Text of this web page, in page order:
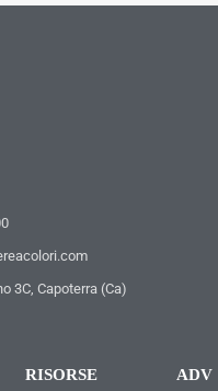
3C, Capoterra (Ca)
RISORSE ADV